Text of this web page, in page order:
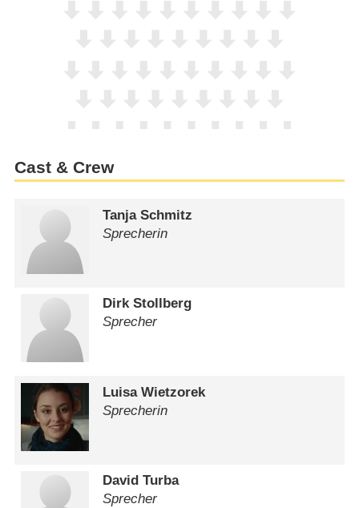
Cast & Crew
Tanja Schmitz
Sprecherin
Dirk Stollberg
Sprecher
Luisa Wietzorek
Sprecherin
David Turba
Sprecher